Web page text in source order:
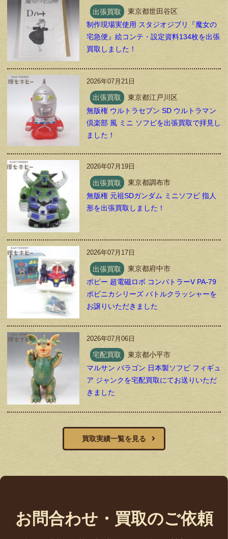
出張買取
東京都世田谷区
制作現場実使用 スタジオジブリ『魔女の
宅急便』絵コンテ・設定資料134枚を出張
買取しました！
2026年07月21日
出張買取
東京都江戸川区
無版権 ウルトラセブン SD ウルトラマン
倶楽部 風 ミニ ソフビを出張買取で拝見し
ました！
2026年07月19日
出張買取
東京都調布市
無版権 元祖SDガンダム ミニソフビ 指人
形を出張買取しました！
2026年07月17日
出張買取
東京都府中市
ポピー 超電磁ロボ コンバトラーV PA-79
ポピニカシリーズ バトルクラッシャーを
お譲りいただきました
2026年07月06日
宅配買取
東京都小平市
マルサン バラゴン 日本製ソフビ フィギュ
ア ジャンクを宅配買取にてお送りいただ
きました
買取実績一覧を見る
お問合わせ・買取のご依頼